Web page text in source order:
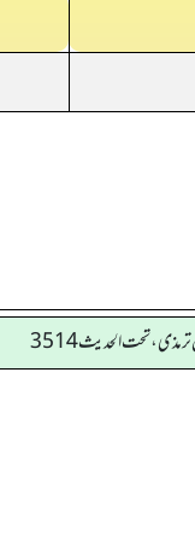
تحت الحديث 3514